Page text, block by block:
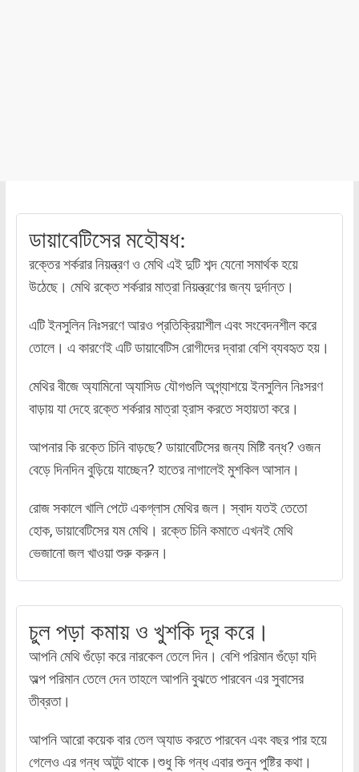
ডায়াবেটিসের মহৌষধ:
রক্তের শর্করার নিয়ন্ত্রণ ও মেথি এই দুটি শব্দ যেনো সমার্থক হয়ে
উঠেছে। মেথি রক্তে শর্করার মাত্রা নিয়ন্ত্রণের জন্য দুর্দান্ত।
এটি ইনসুলিন নিঃসরণে আরও প্রতিক্রিয়াশীল এবং সংবেদনশীল করে
তোলে। এ কারণেই এটি ডায়াবেটিস রোগীদের দ্বারা বেশি ব্যবহৃত হয়।
মেথির বীজে অ্যামিনো অ্যাসিড যৌগগুলি অগ্ন্যাশয়ে ইনসুলিন নিঃসরণ
বাড়ায় যা দেহে রক্তে শর্করার মাত্রা হ্রাস করতে সহায়তা করে।
আপনার কি রক্তে চিনি বাড়ছে? ডায়াবেটিসের জন্য মিষ্টি বন্ধ? ওজন
বেড়ে দিনদিন বুড়িয়ে যাচ্ছেন? হাতের নাগালেই মুশকিল আসান।
রোজ সকালে খালি পেটে একগ্লাস মেথির জল। স্বাদ যতই তেতো
হোক, ডায়াবেটিসের যম মেথি। রক্তে চিনি কমাতে এখনই মেথি
ভেজানো জল খাওয়া শুরু করুন।
চুল পড়া কমায় ও খুশকি দূর করে।
আপনি মেথি গুঁড়ো করে নারকেল তেলে দিন। বেশি পরিমান গুঁড়ো যদি
অল্প পরিমান তেলে দেন তাহলে আপনি বুঝতে পারবেন এর সুবাসের
তীব্রতা।
আপনি আরো কয়েক বার তেল অ্যাড করতে পারবেন এবং বছর পার হয়ে
গেলেও এর গন্ধ অটুট থাকে।শুধু কি গন্ধ এবার শুনুন পুষ্টির কথা।